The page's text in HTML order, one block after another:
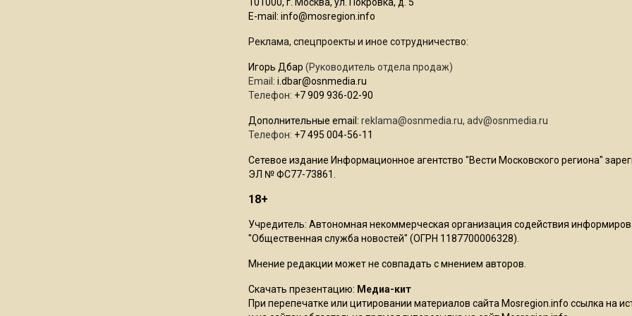
E-mail: info@mosregion.info
Реклама, спецпроекты и иное сотрудничество:
Игорь Дбар (Руководитель отдела продаж)
Email: i.dbar@osnmedia.ru
Телефон: +7 909 936-02-90
Дополнительные email: reklama@osnmedia.ru, adv@osnmedia.ru
Телефон: +7 495 004-56-11
Сетевое издание Информационное агентство "Вести Московского региона"
ЭЛ № ФС77-73861.
18+
Учредитель: Автономная некоммерческая организация содействия
"Общественная служба новостей" (ОГРН 1187700006328).
Мнение редакции может не совпадать с мнением авторов.
Скачать презентацию: Медиа-кит
При перепечатке или цитировании материалов сайта Mosregion.info ссылка на